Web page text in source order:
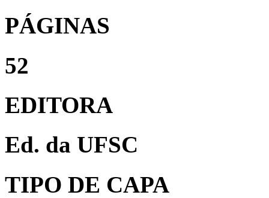
PÁGINAS
52
EDITORA
Ed. da UFSC
TIPO DE CAPA